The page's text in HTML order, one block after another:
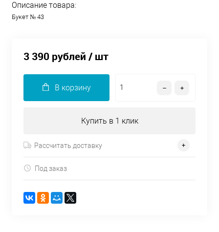
Описание товара:
Букет № 43
3 390 рублей / шт
В корзину
Купить в 1 клик
Рассчитать доставку
Под заказ